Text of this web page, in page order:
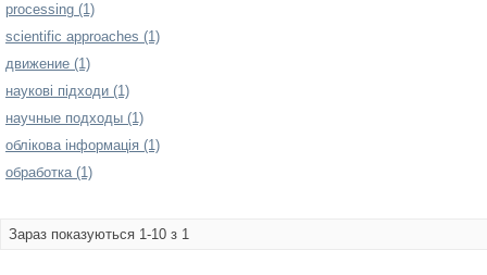
processing (1)
scientific approaches (1)
движение (1)
наукові підходи (1)
научные подходы (1)
облікова інформація (1)
обработка (1)
Зараз показуються 1-10 з 1